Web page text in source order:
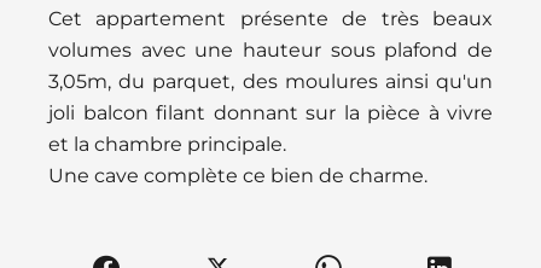
Cet appartement présente de très beaux
volumes avec une hauteur sous plafond de
3,05m, du parquet, des moulures ainsi qu'un
joli balcon filant donnant sur la pièce à vivre
et la chambre principale.
Une cave complète ce bien de charme.